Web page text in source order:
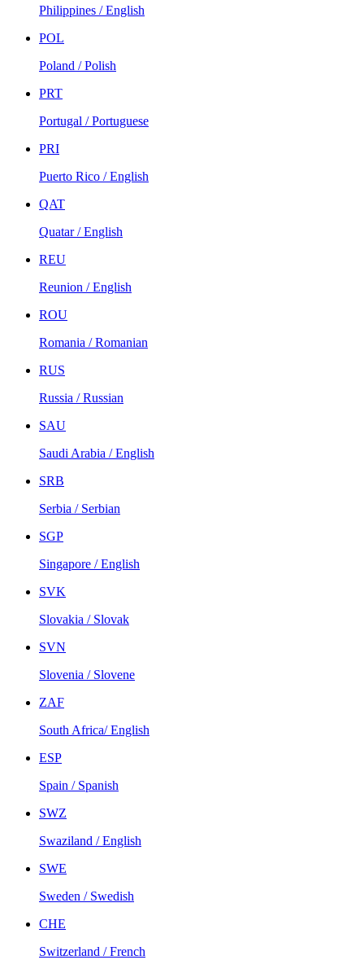
Philippines / English
POL
Poland / Polish
PRT
Portugal / Portuguese
PRI
Puerto Rico / English
QAT
Quatar / English
REU
Reunion / English
ROU
Romania / Romanian
RUS
Russia / Russian
SAU
Saudi Arabia / English
SRB
Serbia / Serbian
SGP
Singapore / English
SVK
Slovakia / Slovak
SVN
Slovenia / Slovene
ZAF
South Africa/ English
ESP
Spain / Spanish
SWZ
Swaziland / English
SWE
Sweden / Swedish
CHE
Switzerland / French